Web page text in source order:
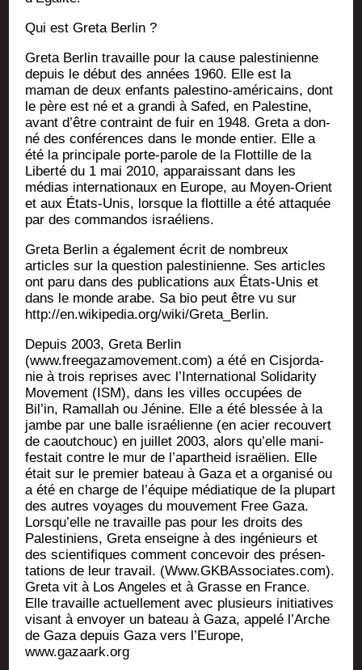
Qui est Gre­ta Berlin ?
Gre­ta Ber­lin tra­vaille pour la cause pales­ti­nienne
depuis le début des années 1960. Elle est la
maman de deux enfants pales­ti­no-amé­ri­cains, dont
le père est né et a gran­di à Safed, en Pales­tine,
avant d’être contraint de fuir en 1948. Gre­ta a don­
né des confé­rences dans le monde entier. Elle a
été la prin­ci­pale porte-parole de la Flot­tille de la
Liber­té du 1 mai 2010, appa­rais­sant dans les
médias inter­na­tio­naux en Europe, au Moyen-Orient
et aux États-Unis, lorsque la flot­tille a été atta­quée
par des com­man­dos israéliens.
Gre­ta Ber­lin a éga­le­ment écrit de nom­breux
articles sur la ques­tion pales­ti­nienne. Ses articles
ont paru dans des publi­ca­tions aux États-Unis et
dans le monde arabe. Sa bio peut être vu sur
http://en.wikipedia.org/wiki/Greta_Berlin.
Depuis 2003, Gre­ta Ber­lin
(www.freegazamovement.com) a été en Cis­jor­da­
nie à trois reprises avec l’In­ter­na­tio­nal Soli­da­ri­ty
Move­ment (ISM), dans les villes occu­pées de
Bil’in, Ramal­lah ou Jénine. Elle a été bles­sée à la
jambe par une balle israé­lienne (en acier recou­vert
de caou­tchouc) en juillet 2003, alors qu’elle mani­
fes­tait contre le mur de l’a­par­theid israë­lien. Elle
était sur le pre­mier bateau à Gaza et a orga­ni­sé ou
a été en charge de l’é­quipe média­tique de la plu­part
des autres voyages du mou­ve­ment Free Gaza.
Lors­qu’elle ne tra­vaille pas pour les droits des
Pales­ti­niens, Gre­ta enseigne à des ingé­nieurs et
des scien­ti­fiques com­ment conce­voir des pré­sen­
ta­tions de leur tra­vail. (Www.GKBAssociates.com).
Gre­ta vit à Los Angeles et à Grasse en France.
Elle tra­vaille actuel­le­ment avec plu­sieurs ini­tia­tives
visant à envoyer un bateau à Gaza, appe­lé l’Arche
de Gaza depuis Gaza vers l’Eu­rope,
www.gazaark.org